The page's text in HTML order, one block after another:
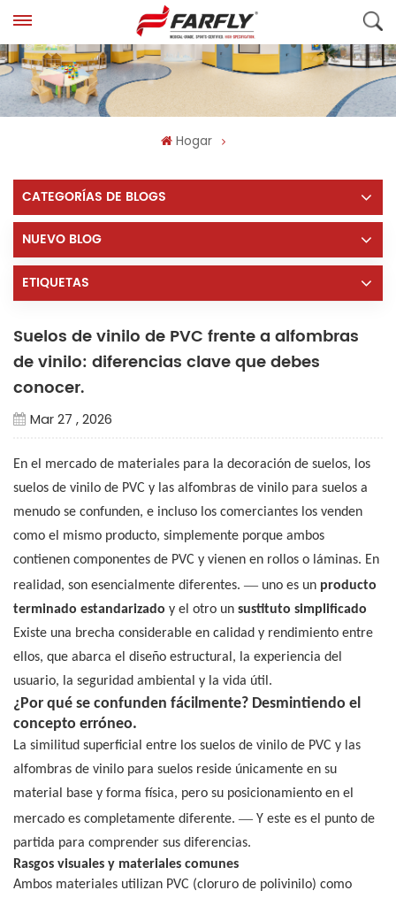
Hogar
CATEGORÍAS DE BLOGS
NUEVO BLOG
ETIQUETAS
Suelos de vinilo de PVC frente a alfombras
de vinilo: diferencias clave que debes
conocer.
Mar 27 , 2026
En el mercado de materiales para la decoración de suelos, los
suelos de vinilo de PVC y las alfombras de vinilo para suelos a
menudo se confunden, e incluso los comerciantes los venden
como el mismo producto, simplemente porque ambos
contienen componentes de PVC y vienen en rollos o láminas. En
realidad, son esencialmente diferentes. — uno es un producto
terminado estandarizado y el otro un sustituto simplificado
Existe una brecha considerable en calidad y rendimiento entre
ellos, que abarca el diseño estructural, la experiencia del
usuario, la seguridad ambiental y la vida útil.
¿Por qué se confunden fácilmente? Desmintiendo el
concepto erróneo.
La similitud superficial entre los suelos de vinilo de PVC y las
alfombras de vinilo para suelos reside únicamente en su
material base y forma física, pero su posicionamiento en el
mercado es completamente diferente. — Y este es el punto de
partida para comprender sus diferencias.
Rasgos visuales y materiales comunes
Ambos materiales utilizan PVC (cloruro de polivinilo) como